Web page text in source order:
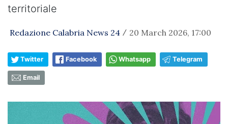
territoriale
Redazione Calabria News 24 / 20 March 2026, 17:00
Twitter Facebook Whatsapp Telegram
Email